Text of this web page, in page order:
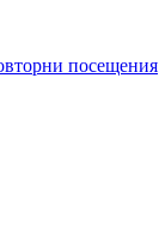
посещения